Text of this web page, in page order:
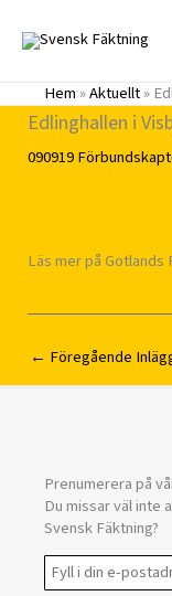
innehåll
Hem»Aktuellt»
Edlinghallen i
090919
Läs mer på Gotlands
← Föregående
Prenumerera på
Du missar väl inte
Svensk Fäktning?